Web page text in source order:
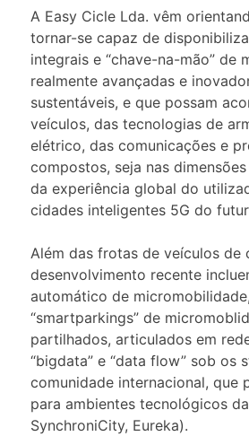
A Easy Cicle Lda. vêm
tornar-se capaz de
integrais e “chave-na-mão” de
realmente avançadas e
sustentáveis, e que possam
veículos, das tecnologias de
elétrico, das comunicações e
compostos, seja nas
da experiência global do
cidades inteligentes 5G do
Além das frotas de veículos de
desenvolvimento recente
automático de
“smartparkings” de
partilhados, articulados em
“bigdata” e “data flow” sob os
comunidade internacional, que
para ambientes tecnológicos
SynchroniCity, Eureka).